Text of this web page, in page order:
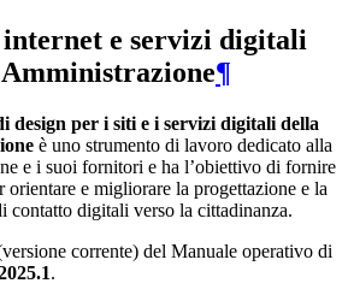
e servizi digitali
¶
design per i siti e i servizi digitali della
è uno strumento di lavoro dedicato alla
e i suoi fornitori e ha l’obiettivo di fornire
e migliorare la progettazione e la
contatto digitali verso la cittadinanza.
corrente) del Manuale operativo di
.